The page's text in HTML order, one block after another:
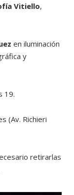
Vitiello,
en iluminación
y
19.
(Av. Richieri
retirarlas